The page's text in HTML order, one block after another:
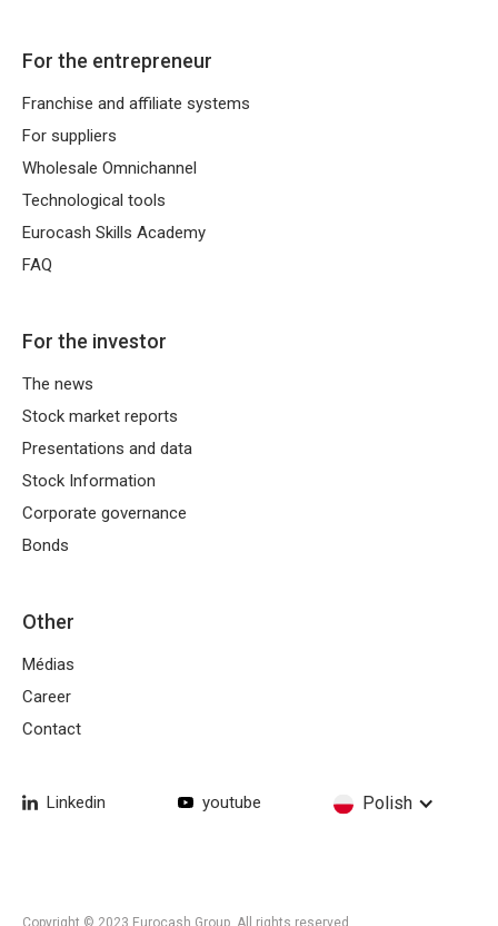
Linkedin youtube Polish
For the entrepreneur
Franchise and affiliate systems
For suppliers
Wholesale Omnichannel
Technological tools
Eurocash Skills Academy
FAQ
For the investor
The news
Stock market reports
Presentations and data
Stock Information
Corporate governance
Bonds
Other
Médias
Career
Contact
Copyright © 2023 Eurocash Group. All rights reserved.